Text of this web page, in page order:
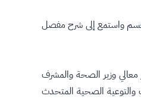
واستمع إلى شرح مفصل
وزير الصحة والمشرف
والتوعية الصحية المتحدث